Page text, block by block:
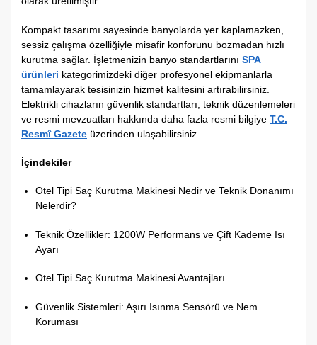
Kompakt tasarımı sayesinde banyolarda yer kaplamazken,
sessiz çalışma özelliğiyle misafir konforunu bozmadan hızlı
kurutma sağlar. İşletmenizin banyo standartlarını SPA
ürünleri kategorimizdeki diğer profesyonel ekipmanlarla
tamamlayarak tesisinizin hizmet kalitesini artırabilirsiniz.
Elektrikli cihazların güvenlik standartları, teknik düzenlemeleri
ve resmi mevzuatları hakkında daha fazla resmi bilgiye T.C.
Resmî Gazete üzerinden ulaşabilirsiniz.
İçindekiler
Otel Tipi Saç Kurutma Makinesi Nedir ve Teknik Donanımı
Nelerdir?
Teknik Özellikler: 1200W Performans ve Çift Kademe Isı
Ayarı
Otel Tipi Saç Kurutma Makinesi Avantajları
Güvenlik Sistemleri: Aşırı Isınma Sensörü ve Nem
Koruması